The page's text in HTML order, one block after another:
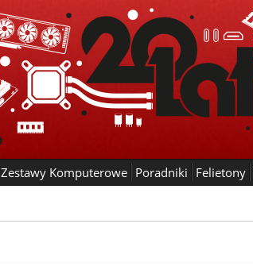
Zestawy Komputerowe Poradniki Felietony